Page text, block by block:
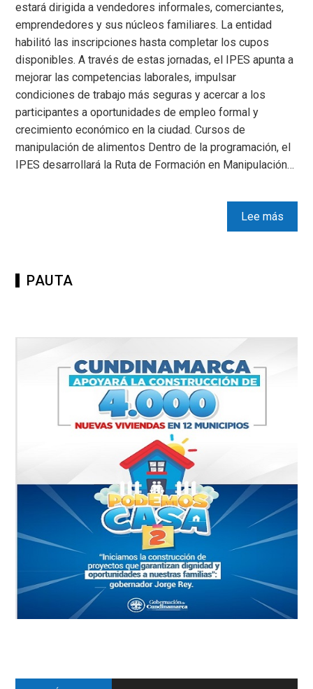
estará dirigida a vendedores informales, comerciantes,
emprendedores y sus núcleos familiares. La entidad
habilitó las inscripciones hasta completar los cupos
disponibles. A través de estas jornadas, el IPES apunta a
mejorar las competencias laborales, impulsar
condiciones de trabajo más seguras y acercar a los
participantes a oportunidades de empleo formal y
crecimiento económico en la ciudad. Cursos de
manipulación de alimentos Dentro de la programación, el
IPES desarrollará la Ruta de Formación en Manipulación…
Lee más
PAUTA